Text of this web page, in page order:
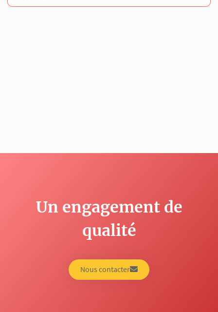
Un engagement de
qualité
Nous contacter